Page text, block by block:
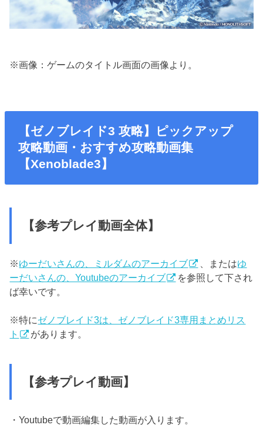
※画像：ゲームのタイトル画面の画像より。
【ゼノブレイド3 攻略】ピックアップ
攻略動画・おすすめ攻略動画集
【Xenoblade3】
【参考プレイ動画全体】
※ゆーだいさんの、ミルダムのアーカイブ 、またはゆ
ーだいさんの、Youtubeのアーカイブ
を参照して下され
ば幸いです。
※特にゼノブレイド3は、ゼノブレイド3専用まとめリス
ト
があります。
【参考プレイ動画】
・Youtubeで動画編集した動画が入ります。